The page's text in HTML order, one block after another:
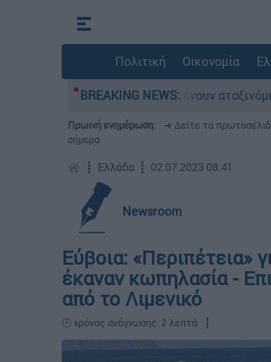
Πολιτική Οικονομία
BREAKING NEWS:
αυτοκίνητα παραμένουν αταξινόμητα -
Πρωινή ενημέρωση: ➔ Δείτε τα
σήμερα
┋ Ελλάδα ┋ 02.07.2023 08:41
Newsroom
Εύβοια: «Περιπέτεια»
έκαναν κωπηλασία -
από το Λιμενικό
🕛 χρόνος ανάγνωσης: 2 λεπτά ┋